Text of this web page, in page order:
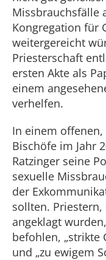
Missbrauchsfälle
Kongregation für
weitergereicht
Priesterschaft
ersten Akte als
einem
verhelfen.
In einem
Bischöfe im Jahr
Ratzinger seine
sexuelle
der
sollten. Priestern,
angeklagt
befohlen, „strikte
und „zu ewigem